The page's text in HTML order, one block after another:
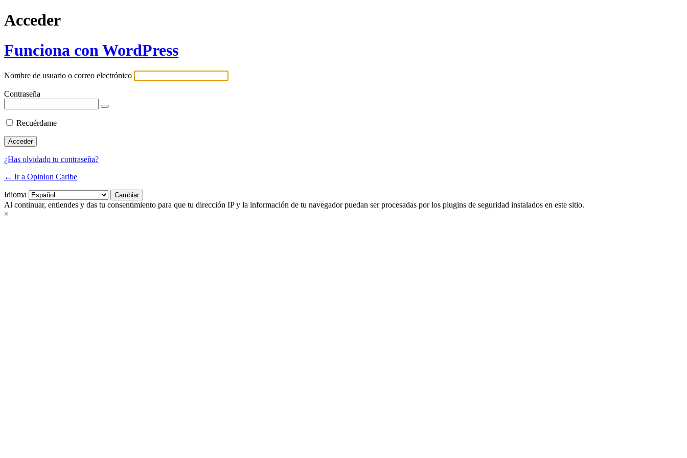
Acceder
Funciona con WordPress
Nombre de usuario o correo electrónico
Contraseña
Recuérdame
¿Has olvidado tu contraseña?
← Ir a Opinion Caribe
Idioma
Al continuar, entiendes y das tu consentimiento para que tu dirección IP y la información de tu navegador puedan ser procesadas por los plugins de seguridad instalados en este sitio.
×